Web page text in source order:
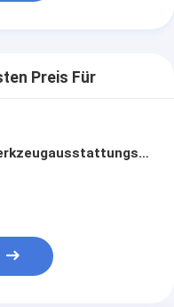
Preis Für